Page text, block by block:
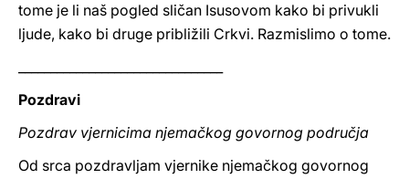
tome je li naš pogled sličan Isusovom kako bi privukli
ljude, kako bi druge približili Crkvi. Razmislimo o tome.
Pozdravi
Pozdrav vjernicima njemačkog govornog područja
Od srca pozdravljam vjernike njemačkog govornog